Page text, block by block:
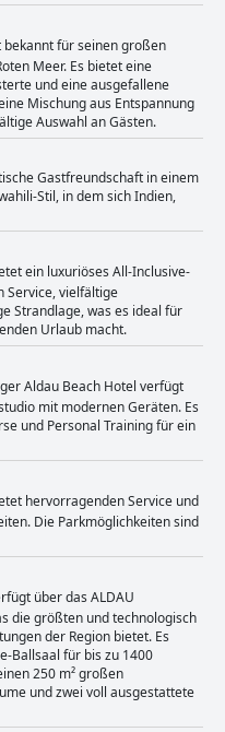
bekannt für seinen großen
Meer. Es bietet eine
und eine ausgefallene
Mischung aus Entspannung
Auswahl an Gästen.
Gastfreundschaft in einem
Stil, in dem sich Indien,
ein luxuriöses All-Inclusive-
Service, vielfältige
Strandlage, was es ideal für
Urlaub macht.
Aldau Beach Hotel verfügt
mit modernen Geräten. Es
und Personal Training für ein
hervorragenden Service und
Die Parkmöglichkeiten sind
über das ALDAU
die größten und technologisch
der Region bietet. Es
Ballsaal für bis zu 1400
250 m² großen
und zwei voll ausgestattete